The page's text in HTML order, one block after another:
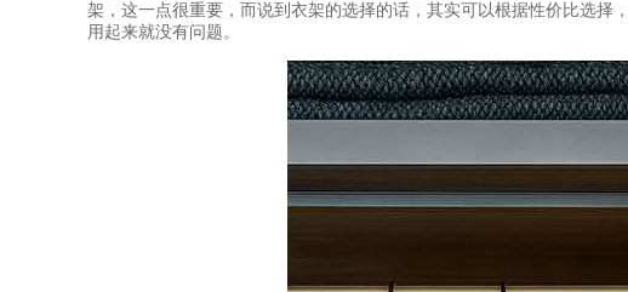
架，这一点很重要，而说到衣架的选择的话，其实可以根据性价比选
用起来就没有问题。